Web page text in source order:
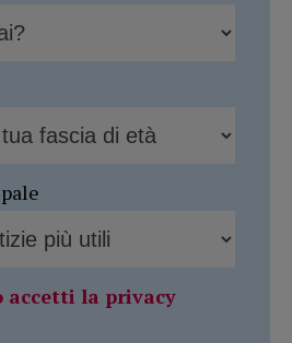
accetti la privacy